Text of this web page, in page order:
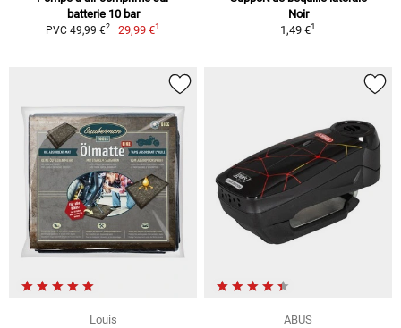
batterie 10 bar
PVC 49,99 €2 29,99 €1
Noir
1,49 €1
Louis
ABUS